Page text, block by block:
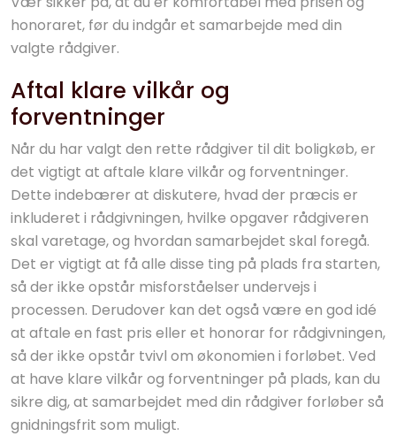
honoraret, før du indgår et samarbejde med din
valgte rådgiver.
Aftal klare vilkår og
forventninger
Når du har valgt den rette rådgiver til dit boligkøb, er
det vigtigt at aftale klare vilkår og forventninger.
Dette indebærer at diskutere, hvad der præcis er
inkluderet i rådgivningen, hvilke opgaver rådgiveren
skal varetage, og hvordan samarbejdet skal foregå.
Det er vigtigt at få alle disse ting på plads fra starten,
så der ikke opstår misforståelser undervejs i
processen. Derudover kan det også være en god idé
at aftale en fast pris eller et honorar for rådgivningen,
så der ikke opstår tvivl om økonomien i forløbet. Ved
at have klare vilkår og forventninger på plads, kan du
sikre dig, at samarbejdet med din rådgiver forløber så
gnidningsfrit som muligt.